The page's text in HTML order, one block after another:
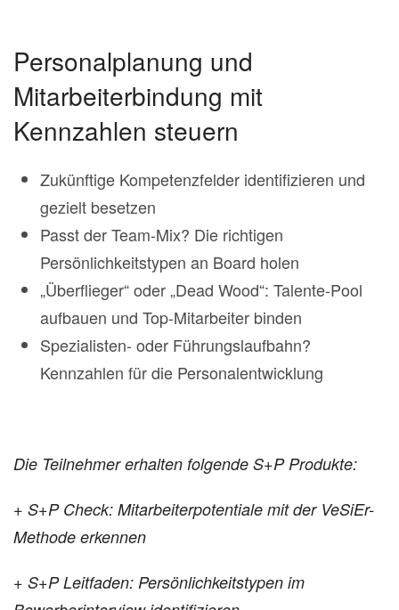
Personalplanung und
Mitarbeiterbindung mit
Kennzahlen steuern
Zukünftige Kompetenzfelder identifizieren und
gezielt besetzen
Passt der Team-Mix? Die richtigen
Persönlichkeitstypen an Board holen
„Überflieger“ oder „Dead Wood“: Talente-Pool
aufbauen und Top-Mitarbeiter binden
Spezialisten- oder Führungslaufbahn?
Kennzahlen für die Personalentwicklung
Die Teilnehmer erhalten folgende S+P Produkte:
+ S+P Check: Mitarbeiterpotentiale mit der VeSiEr-
Methode erkennen
+ S+P Leitfaden: Persönlichkeitstypen im